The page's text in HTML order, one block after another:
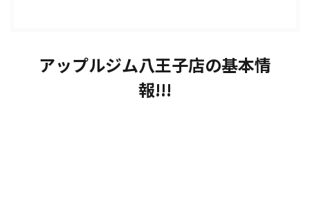
アップルジム八王子店の基本情
報!!!